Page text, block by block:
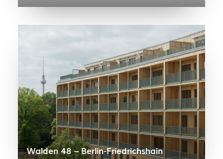
Walden 48 – Berlin-Friedrichshain